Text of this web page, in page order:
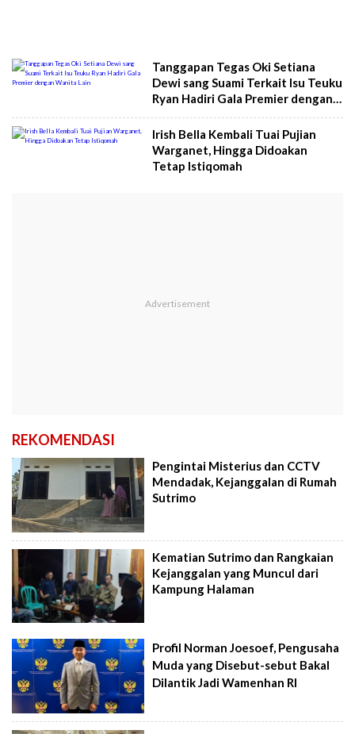
Tanggapan Tegas Oki Setiana
Dewi sang Suami Terkait Isu Teuku
Ryan Hadiri Gala Premier dengan
Wanita Lain
Irish Bella Kembali Tuai Pujian
Warganet, Hingga Didoakan
Tetap Istiqomah
REKOMENDASI
Pengintai Misterius dan CCTV
Mendadak, Kejanggalan di Rumah
Sutrimo
Kematian Sutrimo dan Rangkaian
Kejanggalan yang Muncul dari
Kampung Halaman
Profil Norman Joesoef, Pengusaha
Muda yang Disebut-sebut Bakal
Dilantik Jadi Wamenhan RI